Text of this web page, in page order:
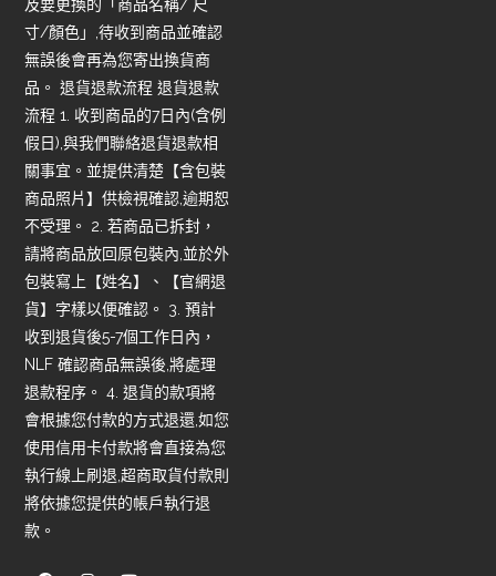
及要更換的「商品名稱/ 尺
寸/顏色」,待收到商品並確認
無誤後會再為您寄出換貨商
品。 退貨退款流程 退貨退款
流程 1. 收到商品的7日內(含例
假日),與我們聯絡退貨退款相
關事宜。並提供清楚【含包裝
商品照片】供檢視確認,逾期恕
不受理。 2. 若商品已拆封，
請將商品放回原包裝內,並於外
包裝寫上【姓名】、【官網退
貨】字樣以便確認。 3. 預計
收到退貨後5-7個工作日內，
NLF 確認商品無誤後,將處理
退款程序。 4. 退貨的款項將
會根據您付款的方式退還,如您
使用信用卡付款將會直接為您
執行線上刷退,超商取貨付款則
將依據您提供的帳戶執行退
款。